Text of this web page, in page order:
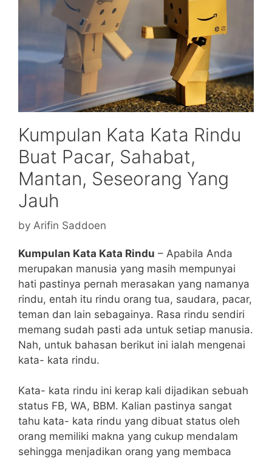
Kumpulan Kata Kata Rindu
Buat Pacar, Sahabat,
Mantan, Seseorang Yang
Jauh
by Arifin Saddoen
Kumpulan Kata Kata Rindu – Apabila Anda
merupakan manusia yang masih mempunyai
hati pastinya pernah merasakan yang namanya
rindu, entah itu rindu orang tua, saudara, pacar,
teman dan lain sebagainya. Rasa rindu sendiri
memang sudah pasti ada untuk setiap manusia.
Nah, untuk bahasan berikut ini ialah mengenai
kata- kata rindu.
Kata- kata rindu ini kerap kali dijadikan sebuah
status FB, WA, BBM. Kalian pastinya sangat
tahu kata- kata rindu yang dibuat status oleh
orang memiliki makna yang cukup mendalam
sehingga menjadikan orang yang membaca